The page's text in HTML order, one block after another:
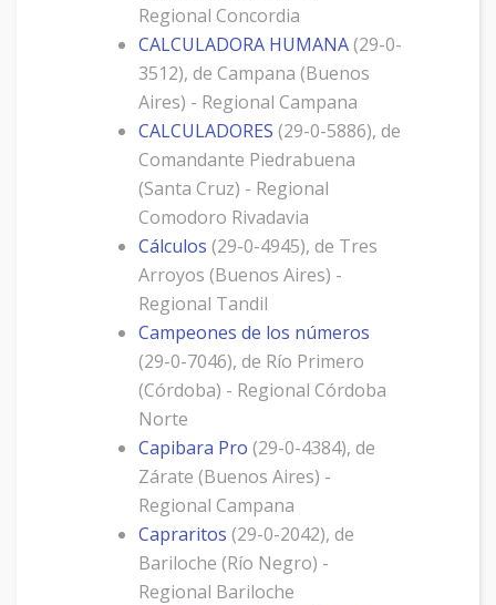
Regional Concordia
CALCULADORA HUMANA(29-0-
3512), de Campana (Buenos
Aires) - Regional Campana
CALCULADORES (29-0-5886), de
Comandante Piedrabuena
(Santa Cruz) - Regional
Comodoro Rivadavia
Cálculos (29-0-4945), de Tres
Arroyos (Buenos Aires) -
Regional Tandil
Campeones de los números
(29-0-7046), de Río Primero
(Córdoba) - Regional Córdoba
Norte
Capibara Pro (29-0-4384), de
Zárate (Buenos Aires) -
Regional Campana
Capraritos (29-0-2042), de
Bariloche (Río Negro) -
Regional Bariloche